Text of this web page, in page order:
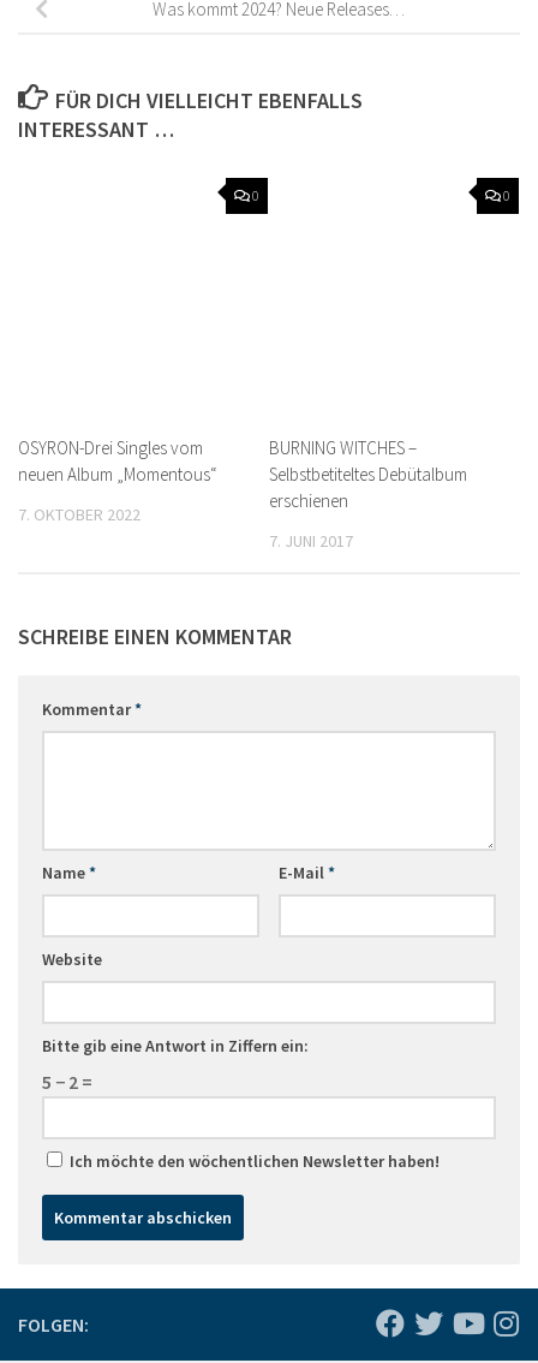
Was kommt 2024? Neue Releases…
FÜR DICH VIELLEICHT EBENFALLS
INTERESSANT …
0
OSYRON-Drei Singles vom
neuen Album „Momentous“
7. OKTOBER 2022
0
BURNING WITCHES –
Selbstbetiteltes Debütalbum
erschienen
7. JUNI 2017
SCHREIBE EINEN KOMMENTAR
Kommentar*
Name* E-Mail*
Website
Bitte gib eine Antwort in Ziffern ein:
5 − 2 =
Ich möchte den wöchentlichen Newsletter haben!
FOLGEN: